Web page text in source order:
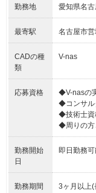
勤務地 愛知県名
最寄駅 名古屋市
CADの種
類
V-nas
応募資格
◆V-nasの
◆コンサル
◆技術士資
◆周りの方
勤務開始
日
即日勤務
勤務期間 3ヶ月以上(